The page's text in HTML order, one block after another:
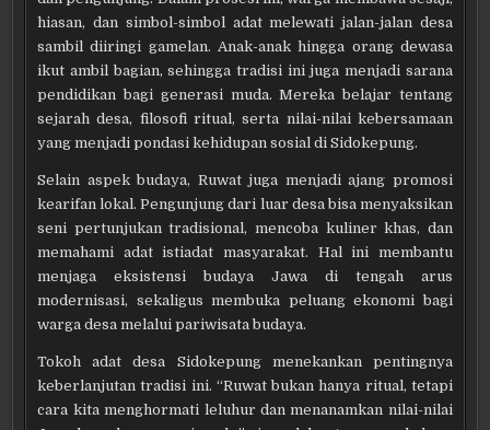
hiasan, dan simbol-simbol adat melewati jalan-jalan desa
sambil diiringi gamelan. Anak-anak hingga orang dewasa
ikut ambil bagian, sehingga tradisi ini juga menjadi sarana
pendidikan bagi generasi muda. Mereka belajar tentang
sejarah desa, filosofi ritual, serta nilai-nilai kebersamaan
yang menjadi pondasi kehidupan sosial di Sidokepung.
Selain aspek budaya, Ruwat juga menjadi ajang promosi
kearifan lokal. Pengunjung dari luar desa bisa menyaksikan
seni pertunjukan tradisional, mencoba kuliner khas, dan
memahami adat istiadat masyarakat. Hal ini membantu
menjaga eksistensi budaya Jawa di tengah arus
modernisasi, sekaligus membuka peluang ekonomi bagi
warga desa melalui pariwisata budaya.
Tokoh adat desa Sidokepung menekankan pentingnya
keberlanjutan tradisi ini. “Ruwat bukan hanya ritual, tetapi
cara kita menghormati leluhur dan menanamkan nilai-nilai